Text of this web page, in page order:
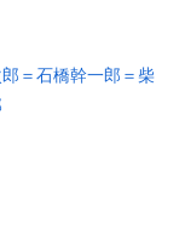
＝石橋幹一郎＝柴